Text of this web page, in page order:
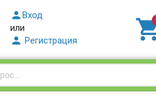
Вход
или
 Регистрация